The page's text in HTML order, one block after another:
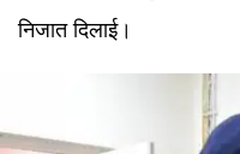
निजात दिलाई।